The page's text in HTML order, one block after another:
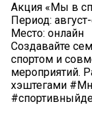
Акция «Мы в
Период:
Место: онлайн
Создавайте
спортом и
мероприятий.
хэштегами